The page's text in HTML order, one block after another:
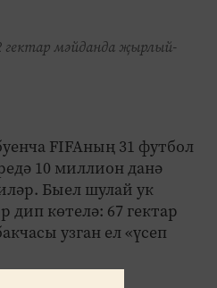
мәйданда җырлый-
FIFAның 31 футбол
10 миллион данә
Быел шулай ук
дип көтелә: 67 гектар
узган ел «үсеп